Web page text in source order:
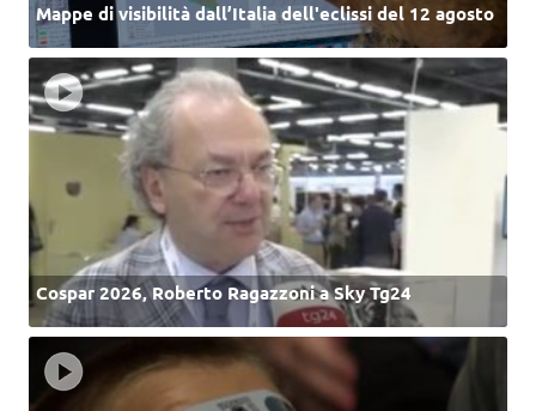
Mappe di visibilità dall’Italia dell'eclissi del 12 agosto
Cospar 2026, Roberto Ragazzoni a Sky Tg24